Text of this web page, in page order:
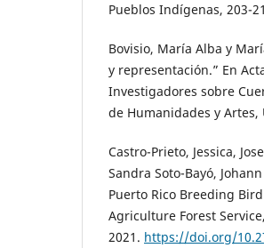
Pueblos Indígenas, 203-
Bovisio, María Alba y
y representación.” En
Investigadores sobre
de Humanidades y Artes,
Castro-Prieto, Jessica,
Sandra Soto-Bayó,
Puerto Rico Breeding
Agriculture Forest
2021. https://doi.org/